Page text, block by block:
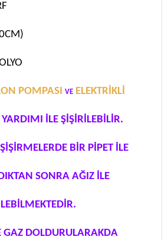
POMPASI ve ELEKTRİKLİ
YARDIMI İLE ŞİŞİRİLEBİLİR.
BİR PİPET İLE
SONRA AĞIZ İLE
GAZ DOLDURULARAKDA